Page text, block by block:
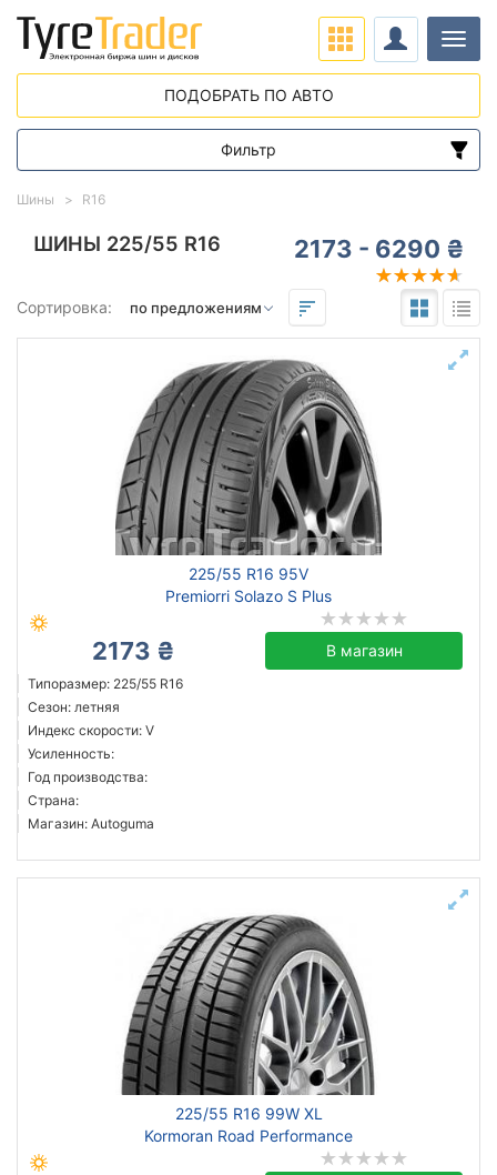
ШИНЫ 225/55 R16 2173 - 6290 ₴
Сортировка:
225/55 R16 95V
Premiorri Solazo S Plus
2173 ₴ В магазин
Типоразмер: 225/55 R16
Сезон: летняя
Индекс скорости: V
Усиленность:
Год производства:
Страна:
Магазин: Autoguma
225/55 R16 99W XL
Kormoran Road Performance
Шины R16
ПОДОБРАТЬ ПО АВТО
Фильтр
Диапазон цен
от
Подбор по параметрам
225
Triangle
Sailun
Goodyear
Bridgestone
Pirelli
Все бренды
Страна производства
Подобрать